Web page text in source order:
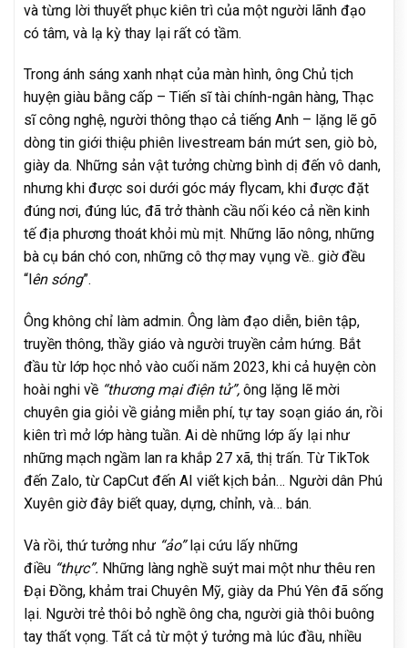
và từng lời thuyết phục kiên trì của một người lãnh đạo
có tâm, và lạ kỳ thay lại rất có tầm.
Trong ánh sáng xanh nhạt của màn hình, ông Chủ tịch
huyện giàu bằng cấp – Tiến sĩ tài chính-ngân hàng, Thạc
sĩ công nghệ, người thông thạo cả tiếng Anh – lặng lẽ gõ
dòng tin giới thiệu phiên livestream bán mứt sen, giò bò,
giày da. Những sản vật tưởng chừng bình dị đến vô danh,
nhưng khi được soi dưới góc máy flycam, khi được đặt
đúng nơi, đúng lúc, đã trở thành cầu nối kéo cả nền kinh
tế địa phương thoát khỏi mù mịt. Những lão nông, những
bà cụ bán chó con, những cô thợ may vụng về.. giờ đều
“l ên sóng”.
Ông không chỉ làm admin. Ông làm đạo diễn, biên tập,
truyền thông, thầy giáo và người truyền cảm hứng. Bắt
đầu từ lớp học nhỏ vào cuối năm 2023, khi cả huyện còn
hoài nghi về “thương mại điện tử”, ông lặng lẽ mời
chuyên gia giỏi về giảng miễn phí, tự tay soạn giáo án, rồi
kiên trì mở lớp hàng tuần. Ai dè những lớp ấy lại như
những mạch ngầm lan ra khắp 27 xã, thị trấn. Từ TikTok
đến Zalo, từ CapCut đến AI viết kịch bản… Người dân Phú
Xuyên giờ đây biết quay, dựng, chỉnh, và… bán.
Và rồi, thứ tưởng như “ảo”lại cứu lấy những
điều “thực”. Những làng nghề suýt mai một như thêu ren
Đại Đồng, khảm trai Chuyên Mỹ, giày da Phú Yên đã sống
lại. Người trẻ thôi bỏ nghề ông cha, người già thôi buông
tay thất vọng. Tất cả từ một ý tưởng mà lúc đầu, nhiều